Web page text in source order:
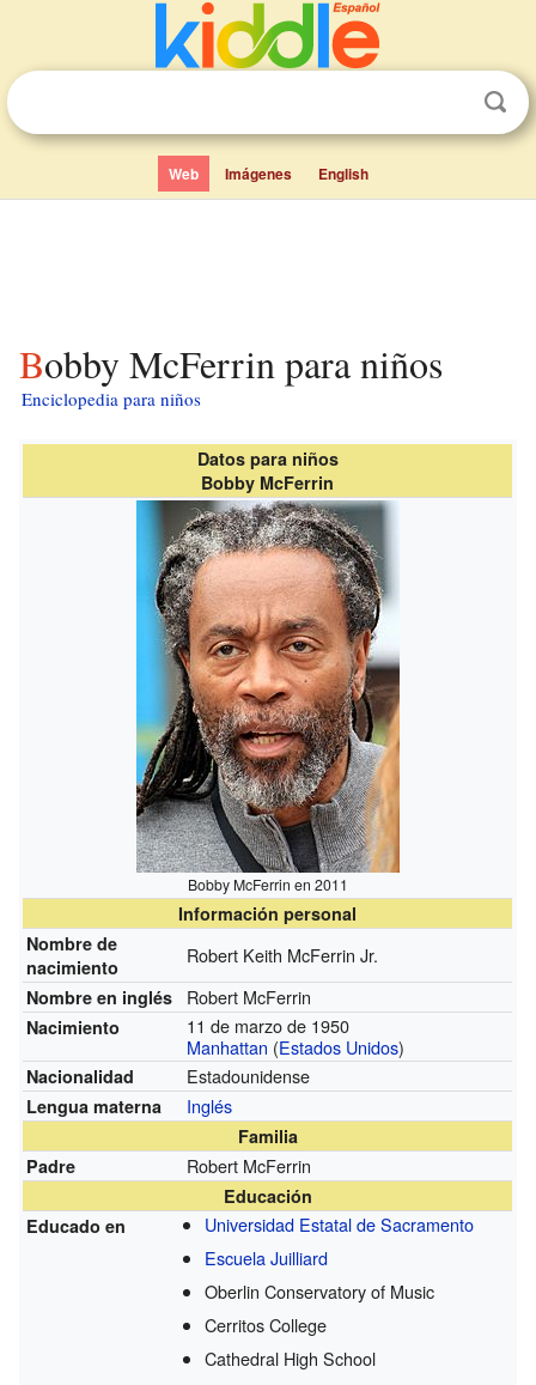
Web Imágenes English
Bobby McFerrin para niños
Enciclopedia para niños
Datos para niños
Bobby McFerrin
Bobby McFerrin en 2011
Información personal
Nombre de
nacimiento
Robert Keith McFerrin Jr.
Nombre en inglés Robert McFerrin
Nacimiento
11 de marzo de 1950
Manhattan (Estados Unidos)
Nacionalidad Estadounidense
Lengua materna Inglés
Familia
Padre
Robert McFerrin
Educación
Educado en
Universidad Estatal de Sacramento
Escuela Juilliard
Oberlin Conservatory of Music
Cerritos College
Cathedral High School